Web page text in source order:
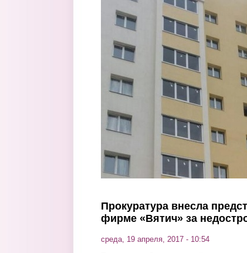
Прокуратура внесла
фирме «Вятич» за
среда, 19 апреля, 2017 - 10:54